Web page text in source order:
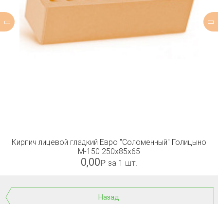
Кирпич лицевой гладкий Евро "Соломенный" Голицыно
М-150 250х85х65
0,00Р за 1 шт.
Назад